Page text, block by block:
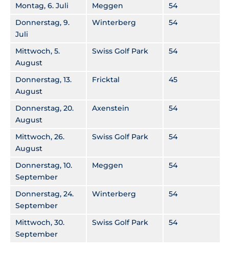
Montag, 6. Juli
Meggen
54
Donnerstag, 9.
Juli
Winterberg 54
Mittwoch, 5.
August
Swiss Golf Park 54
Donnerstag, 13.
August
Fricktal 45
Donnerstag, 20.
August
Axenstein 54
Mittwoch, 26.
August
Swiss Golf Park 54
Donnerstag, 10.
September
Meggen 54
Donnerstag, 24.
September
Winterberg 54
Mittwoch, 30.
September
Swiss Golf Park 54